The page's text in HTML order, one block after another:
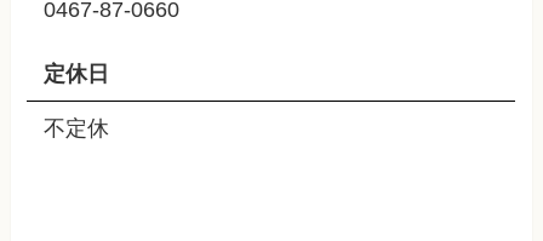
0467-87-0660
定休日
不定休